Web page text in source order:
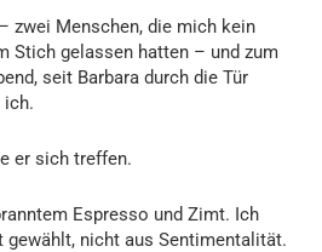
zwei Menschen, die mich kein
Stich gelassen hatten – und zum
seit Barbara durch die Tür
ich.
er sich treffen.
Espresso und Zimt. Ich
gewählt, nicht aus Sentimentalität.